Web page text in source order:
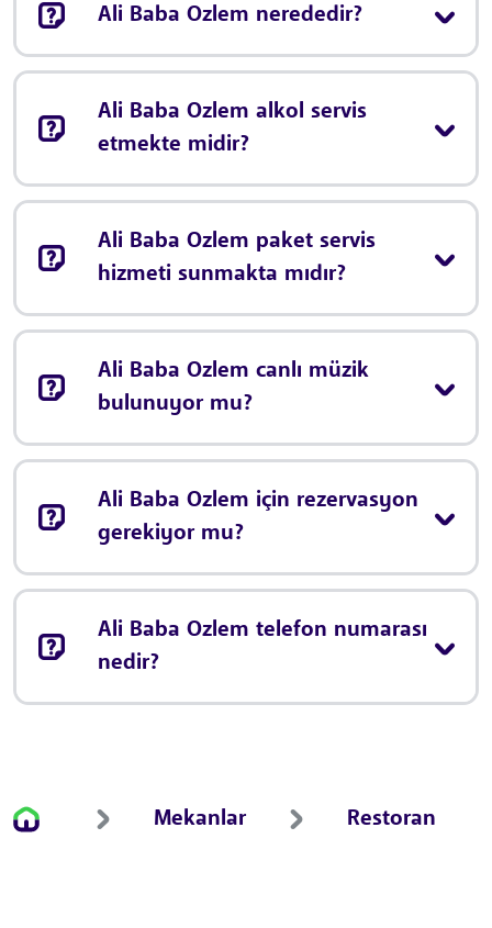
Ali Baba Ozlem nerededir?
Ali Baba Ozlem alkol servis
etmekte midir?
Ali Baba Ozlem paket servis
hizmeti sunmakta mıdır?
Ali Baba Ozlem canlı müzik
bulunuyor mu?
Ali Baba Ozlem için rezervasyon
gerekiyor mu?
Ali Baba Ozlem telefon numarası
nedir?
Mekanlar Restoran